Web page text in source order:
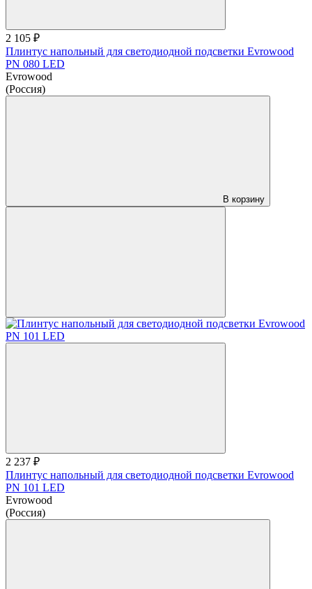
2 105 ₽
Плинтус напольный для светодиодной подсветки Evrowood
PN 080 LED
Evrowood
(Россия)
В корзину
2 237 ₽
Плинтус напольный для светодиодной подсветки Evrowood
PN 101 LED
Evrowood
(Россия)